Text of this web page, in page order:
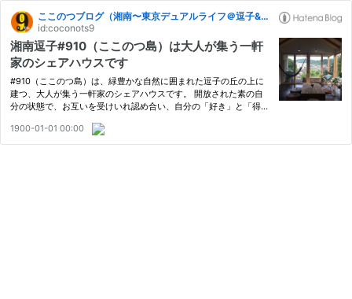
ここのつブログ（湘南〜東京デュアルライフ＠逗子&江ノ島〜鎌倉腰越シェアハウス）
id:coconots9
湘南逗子#910（ここのつ島）は大人が集う一軒
家のシェアハウスです
#910（ここのつ島）は、緑豊かな自然に囲まれた逗子の丘の上に
建つ、大人が集う一軒家のシェアハウスです。 開放された素の自
分の状態で、お互いを受けいれ認め合い、自分の「好き」と「得
生のステージが一段上がっている、そんな場所です。 新しい人生
の扉…
1900-01-01 00:00